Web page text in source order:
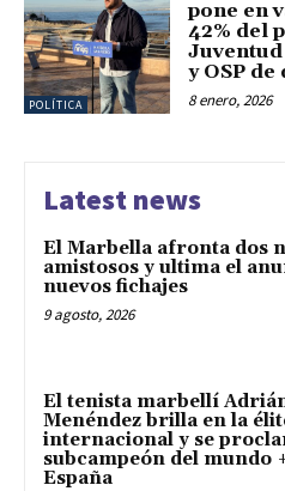
POLÍTICA
pone en
42% del
Juventud
y OSP
8 enero, 2026
Latest news
El Marbella afronta dos
amistosos y ultima el
nuevos fichajes
9 agosto, 2026
El tenista marbellí
Menéndez brilla en la
internacional y se
subcampeón del mundo
España